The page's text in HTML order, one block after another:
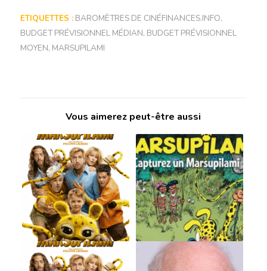
ETIQUETTES : BAROMÈTRES DE CINÉFINANCES.INFO,
BUDGET PRÉVISIONNEL MÉDIAN, BUDGET PRÉVISIONNEL
MOYEN, MARSUPILAMI
Vous aimerez peut-être aussi